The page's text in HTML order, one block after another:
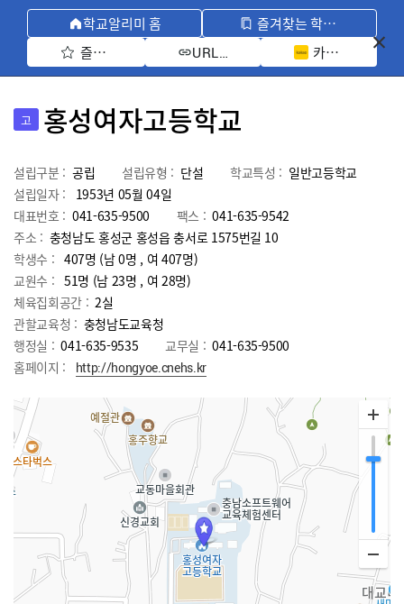
학교알리미 홈
즐겨찾는 학교 모아보기
즐겨찾기 선택
URL 복사 카카오톡 공유
고 홍성여자고등학교
설립구분 : 공립 설립유형 : 단설 학교특성 : 일반고등학교
설립일자 :
1953년 05월 04일
대표번호 : 041-635-9500 팩스 : 041-635-9542
주소 : 충청남도 홍성군 홍성읍 충서로 1575번길 10
학생수 : 407명 (남 0명 , 여 407명)
교원수 : 51명 (남 23명 , 여 28명)
체육집회공간 : 2실
관할교육청 : 충청남도교육청
행정실 : 041-635-9535 교무실 : 041-635-9500
홈페이지 :
http://hongyoe.cnehs.kr